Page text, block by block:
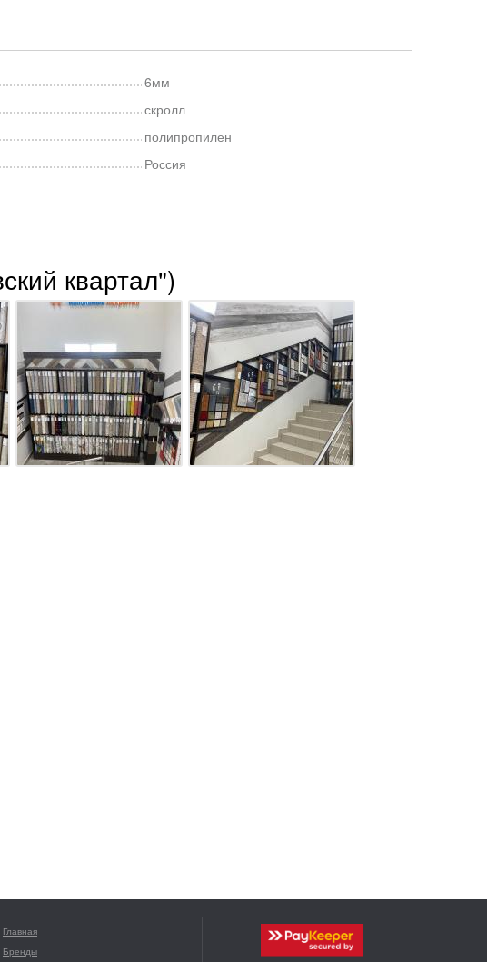
6мм
скролл
полипропилен
Россия
квартал")
Главная
Бренды